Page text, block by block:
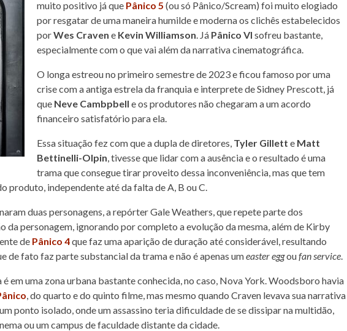
muito positivo já que Pânico 5 (ou só Pânico/Scream) foi muito elogiado
por resgatar de uma maneira humilde e moderna os clichês estabelecidos
porWes Craven e Kevin Williamson. Já Pânico VI sofreu bastante,
especialmente com o que vai além da narrativa cinematográfica.
O longa estreou no primeiro semestre de 2023 e ficou famoso por uma
crise com a antiga estrela da franquia e interprete de Sidney Prescott, já
que Neve Cambpbell e os produtores não chegaram a um acordo
financeiro satisfatório para ela.
Essa situação fez com que a dupla de diretores, Tyler Gillett e Matt
Bettinelli-Olpin, tivesse que lidar com a ausência e o resultado é uma
trama que consegue tirar proveito dessa inconveniência, mas que tem
produto, independente até da falta de A, B ou C.
duas personagens, a repórter Gale Weathers, que repete parte dos
da personagem, ignorando por completo a evolução da mesma, além de Kirby
de Pânico 4que faz uma aparição de duração até considerável, resultando
de fato faz parte substancial da trama e não é apenas umeaster eggoufan service.
em uma zona urbana bastante conhecida, no caso, Nova York. Woodsboro havia
, do quarto e do quinto filme, mas mesmo quando Craven levava sua narrativa
ponto isolado, onde um assassino teria dificuldade de se dissipar na multidão,
ou um campus de faculdade distante da cidade.